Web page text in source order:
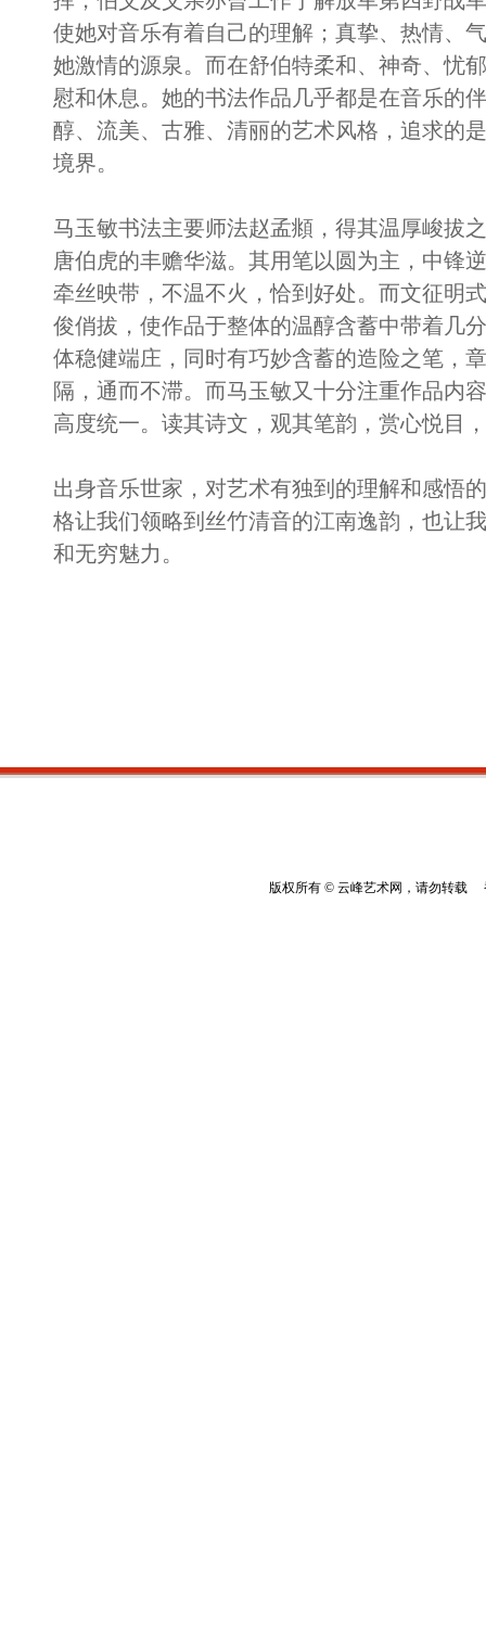
使她对音乐有着自己的理解；真挚、热情、
她激情的源泉。而在舒伯特柔和、神奇、忧
慰和休息。她的书法作品几乎都是在音乐的
醇、流美、古雅、清丽的艺术风格，追求的
境界。
马玉敏书法主要师法赵孟頫，得其温厚峻拔
唐伯虎的丰赡华滋。其用笔以圆为主，中锋
牵丝映带，不温不火，恰到好处。而文征明
俊俏拔，使作品于整体的温醇含蓄中带着几
体稳健端庄，同时有巧妙含蓄的造险之笔，
隔，通而不滞。而马玉敏又十分注重作品内
高度统一。读其诗文，观其笔韵，赏心悦目
出身音乐世家，对艺术有独到的理解和感悟
格让我们领略到丝竹清音的江南逸韵，也让
和无穷魅力。
版权所有 © 云峰艺术网，请勿转载